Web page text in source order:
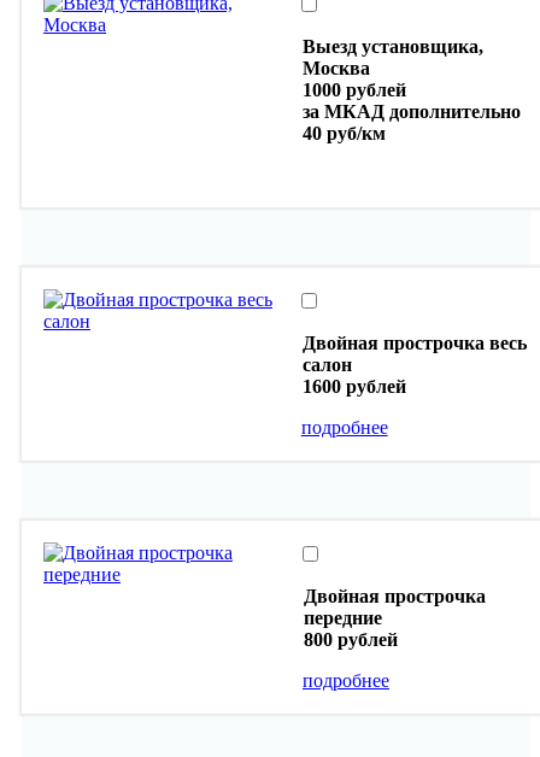
Выезд установщика,
Москва
1000 рублей
за МКАД дополнительно
40 руб/км
Двойная прострочка весь
салон
1600 рублей
подробнее
Двойная прострочка
передние
800 рублей
подробнее